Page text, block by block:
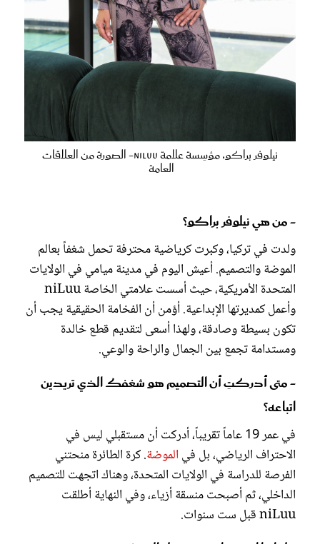
نيلوفر براكو، مؤسِسة علامة niLuu- الصورة من العلاقات
العامة
- من هي نيلوفر براكو؟
ولدت في تركيا، وكبرت كرياضية محترفة تحمل شغفاً بعالم
الموضة والتصميم. أعيش اليوم في مدينة ميامي في الولايات
المتحدة الأمريكية، حيث أسست علامتي الخاصة niLuu
وأعمل كمديرتها الإبداعية. أؤمن أن الفخامة الحقيقية يجب أن
تكون بسيطة وصادقة، ولهذا أسعى لتقديم قطع خالدة
ومستدامة تجمع بين الجمال والراحة والوعي.
- متى أدركتِ أن التصميم هو شغفك الذي تريدين
اتباعه؟
في عمر 19 عاماً تقريباً، أدركت أن مستقبلي ليس في
الاحتراف الرياضي، بل في الموضة. كرة الطائرة منحتني
الفرصة للدراسة في الولايات المتحدة، وهناك اتجهت للتصميم
الداخلي، ثم أصبحت منسقة أزياء، وفي النهاية أطلقت
niLuu قبل ست سنوات.